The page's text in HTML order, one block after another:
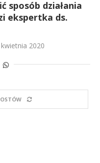
sposób działania
ekspertka ds.
2020